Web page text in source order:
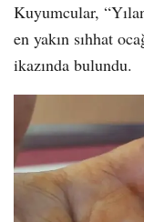
Kuyumcular,
en yakın sıhhat
ikazında bulundu.